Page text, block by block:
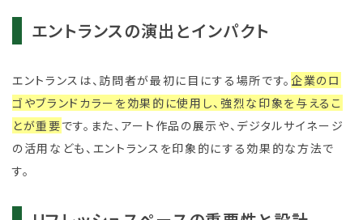
エントランスの演出とインパクト
エントランスは、訪問者が最初に目にする場所です。企業のロ
ゴやブランドカラーを効果的に使用し、強烈な印象を与えるこ
とが重要です。また、アート作品の展示や、デジタルサイネージ
の活用なども、エントランスを印象的にする効果的な方法で
す。